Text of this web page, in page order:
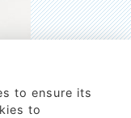
to ensure its
to